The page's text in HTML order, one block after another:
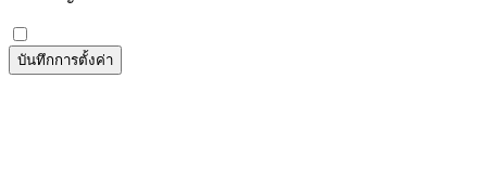
บันทึกการตั้งค่า